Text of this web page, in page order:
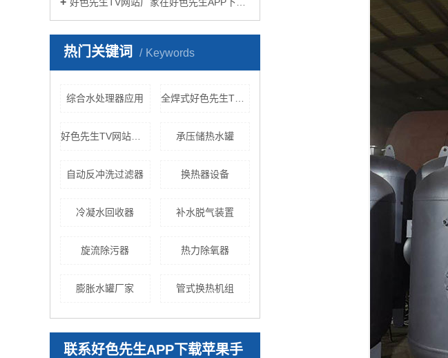
热门关键词 Keywords
综合水处理器应用 全焊式好色先生TV网站
承压储热水罐
自动反冲洗过滤器 换热器设备
冷凝水回收器 补水脱气装置
旋流除污器 热力除氧器
膨胀水罐厂家 管式换热机组
联系好色先生APP下载苹果手